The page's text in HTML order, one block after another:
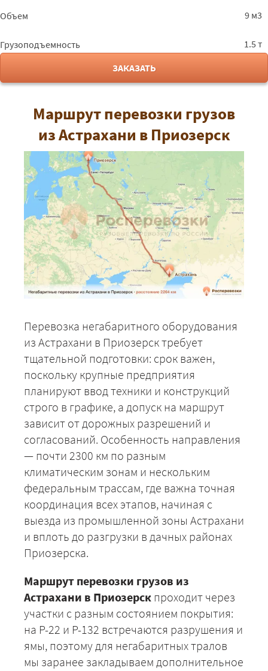
Объем 9 м3
Грузоподъемность
1.5 т
ЗАКАЗАТЬ
Маршрут перевозки грузов
из Астрахани в Приозерск
Перевозка негабаритного оборудования
из Астрахани в Приозерск требует
тщательной подготовки: срок важен,
поскольку крупные предприятия
планируют ввод техники и конструкций
строго в графике, а допуск на маршрут
зависит от дорожных разрешений и
согласований. Особенность направления
— почти 2300 км по разным
климатическим зонам и нескольким
федеральным трассам, где важна точная
координация всех этапов, начиная с
выезда из промышленной зоны Астрахани
и вплоть до разгрузки в дачных районах
Приозерска.
Маршрут перевозки грузов из
Астрахани в Приозерск проходит через
участки с разным состоянием покрытия:
на Р-22 и Р-132 встречаются разрушения и
ямы, поэтому для негабаритных тралов
мы заранее закладываем дополнительное